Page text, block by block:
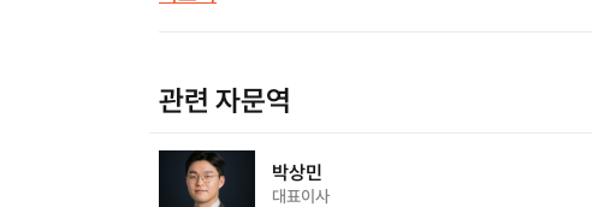
관련 자문역
박상민
대표이사